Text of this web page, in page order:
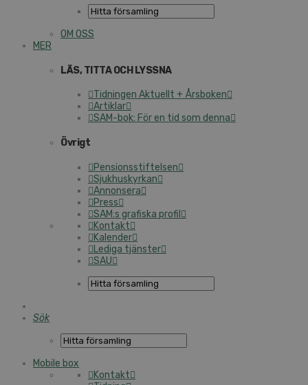
OM OSS
MER
LÄS, TITTA OCH LYSSNA
Tidningen Aktuellt + Årsboken
Artiklar
SAM-bok: För en tid som denna
Övrigt
Pensionsstiftelsen
Sjukhuskyrkan
Annonsera
Press
SAM:s grafiska profil
Kontakt
Kalender
Lediga tjänster
SAU
Sök
Mobile box
Kontakt